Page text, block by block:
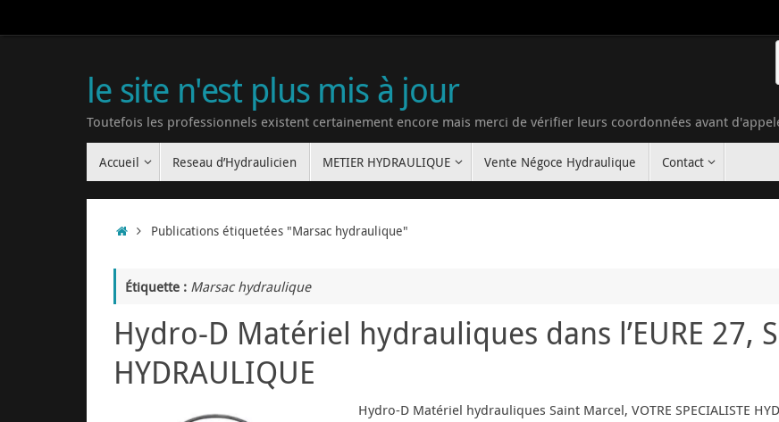
le site n'est plus mis à jour
Toutefois les professionnels existent certainement encore mais merci de vérifier leurs coordonnées avant
Accueil Reseau d’Hydraulicien METIER HYDRAULIQUE Vente Négoce Hydraulique Contact
Publications étiquetées "Marsac hydraulique"
Étiquette : Marsac hydraulique
Hydro-D Matériel hydrauliques dans l’EURE 27,
HYDRAULIQUE
Hydro-D Matériel hydrauliques Saint Marcel, VOTRE SPECIALISTE